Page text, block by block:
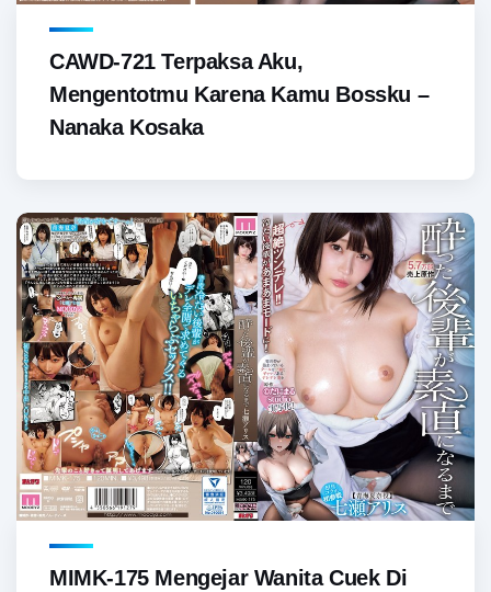
CAWD-721 Terpaksa Aku,
Mengentotmu Karena Kamu Bossku –
Nanaka Kosaka
MIMK-175 Mengejar Wanita Cuek Di